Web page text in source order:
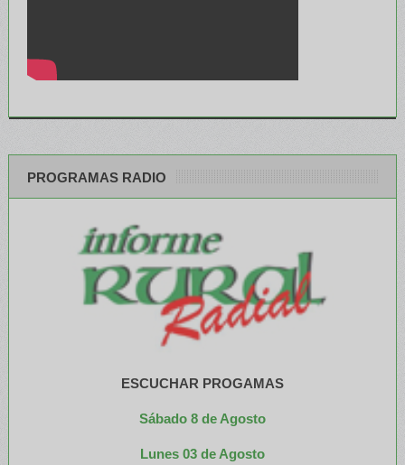
PROGRAMAS RADIO
ESCUCHAR PROGAMAS
Sábado 8 de Agosto
Lunes 03 de Agosto